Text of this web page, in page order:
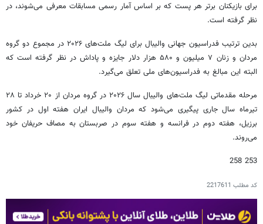
برای بازیکنان برتر هر پست که بر اساس آمار رسمی مسابقات معرفی می‌شوند، در
نظر گرفته است.
بدین ترتیب فدراسیون جهانی والیبال برای لیگ ملت‌های ۲۰۲۶ در مجموع دو گروه
مردان و زنان ۷ میلیون و ۵۸۰ هزار دلار جایزه و پاداش در نظر گرفته است که
البته این مبالغ به فدراسیون‌های ملی تعلق می‌گیرد.
مرحله مقدماتی لیگ ملت‌های والیبال سال ۲۰۲۶ در گروه مردان از ۲۰ خرداد تا ۲۸
تیرماه سال جاری پیگیری می‌شود که مردان والیبال ایران هفته اول در کشور
برزیل، هفته دوم در فرانسه و هفته سوم در صربستان به مصاف حریفان خود
می‌روند.
253 258
کد مطلب 2217611